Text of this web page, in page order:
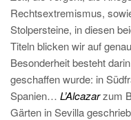
Rechtsextremismus,
Stolpersteine, in diesen
Titeln blicken wir auf
Besonderheit besteht
geschaffen wurde: in
Spanien… L’Alcazarzum
Gärten in Sevilla